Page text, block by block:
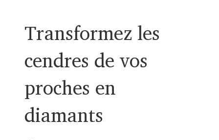
Transformez les
cendres de vos
proches en
diamants